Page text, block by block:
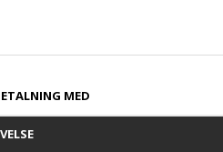
MED​